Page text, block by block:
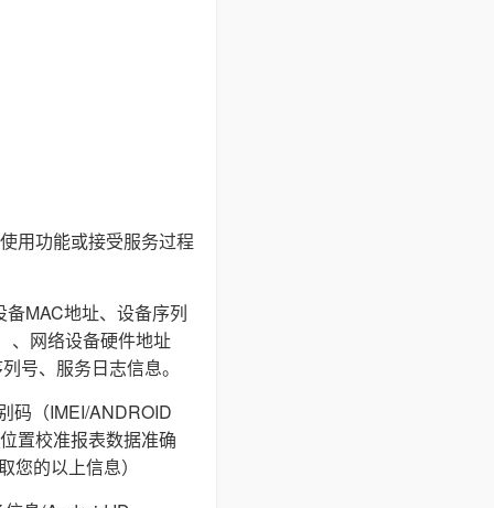
用功能或接受服务过程
MAC地址、设备序列
、网络设备硬件地址
号、服务日志信息。
码（IMEI/ANDROID
置校准报表数据准确
的以上信息）